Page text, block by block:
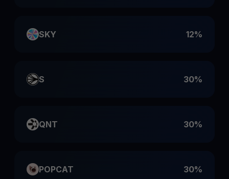
SKY 12%
S 30%
QNT 30%
POPCAT 30%